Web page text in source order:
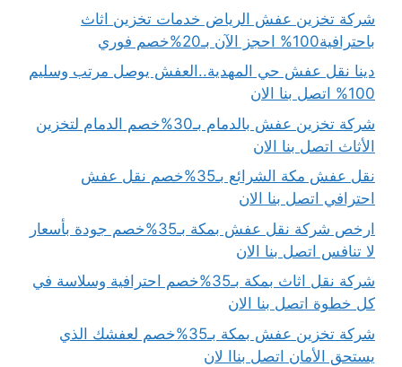
شركة تخزين عفش الرياض خدمات تخزين اثاث
باحترافية100% احجز الآن بـ20%خصم فوري
دينا نقل عفش حي المهدية..العفش يوصل مرتب وسليم
100% اتصل بنا الان
شركة تخزين عفش بالدمام بـ30%خصم الدمام لتخزين
الأثاث اتصل بنا الان
نقل عفش مكة الشرائع بـ35%خصم نقل عفش
احترافي اتصل بنا الان
ارخص شركة نقل عفش بمكة بـ35%خصم جودة بأسعار
لا تنافس اتصل بنا الان
شركة نقل اثاث بمكة بـ35%خصم احترافية وسلاسة في
كل خطوة اتصل بنا الان
شركة تخزين عفش بمكة بـ35%خصم لعفشك الذي
يستحق الأمان اتصل بناا لان